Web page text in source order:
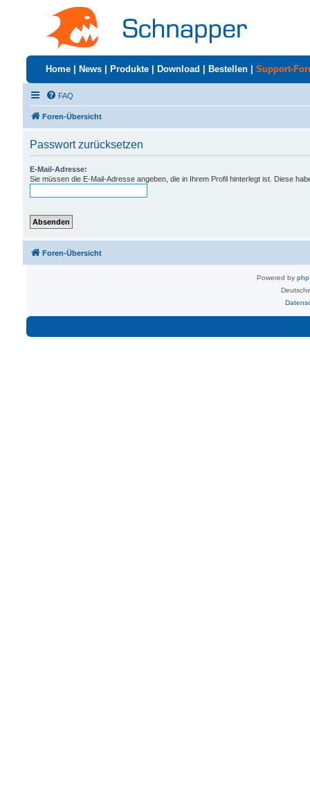
Home News Produkte Download Bestellen Support-
FAQ
Foren-Übersicht
Passwort zurücksetzen
E-Mail-Adresse:
Sie müssen die E-Mail-Adresse angeben, die in Ihrem Profil hinterlegt ist. Diese
Foren-Übersicht
Powered by